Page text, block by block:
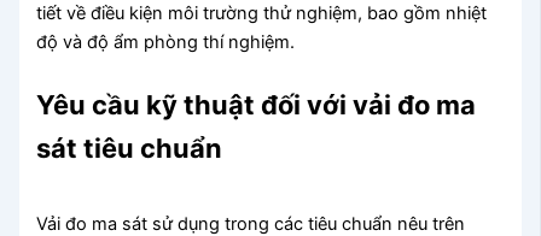
tiết về điều kiện môi trường thử nghiệm, bao gồm nhiệt
độ và độ ẩm phòng thí nghiệm.
Yêu cầu kỹ thuật đối với vải đo ma
sát tiêu chuẩn
Vải đo ma sát sử dụng trong các tiêu chuẩn nêu trên